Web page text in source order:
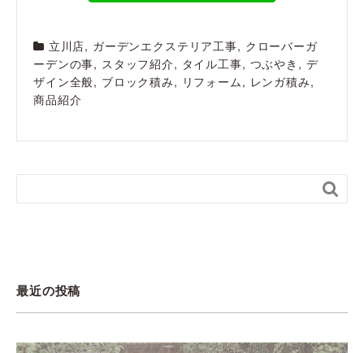
立川店, ガーデンエクステリア工事, クローバーガ
ーデンの事, スタッフ紹介, タイル工事, つぶやき , デ
ザイン全般, ブロック積み, リフォーム, レンガ積み,
商品紹介

最近の投稿